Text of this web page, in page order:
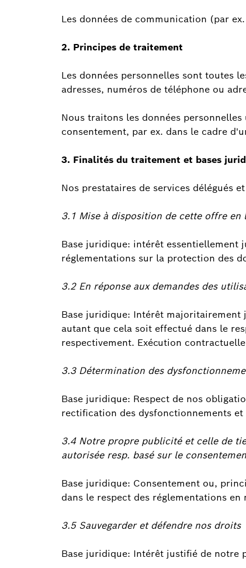
Les données de communication (par
2. Principes de traitement
Les données personnelles sont toutes
adresses, numéros de téléphone ou
Nous traitons les données
consentement, par ex. dans le cadre
3. Finalités du traitement et bases
Nos prestataires de services délégués
3.1 Mise à disposition de cette offre en
Base juridique: intérêt
réglementations sur la protection des
3.2 En réponse aux demandes des
Base juridique: Intérêt
autant que cela soit effectué dans le
respectivement. Exécution
3.3 Détermination des
Base juridique: Respect de nos
rectification des dysfonctionnements
3.4 Notre propre publicité et celle de
autorisée resp. basé sur le
Base juridique: Consentement ou,
dans le respect des réglementations
3.5 Sauvegarder et défendre nos droits
Base juridique: Intérêt justifié de notre